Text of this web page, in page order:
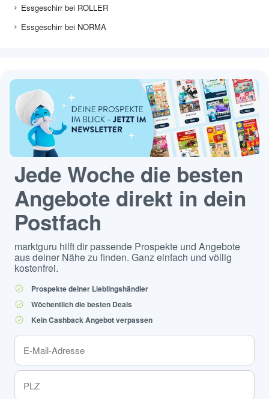
Essgeschirr bei ROLLER
Essgeschirr bei NORMA
Jede Woche die besten
Angebote direkt in dein
Postfach
marktguru hilft dir passende Prospekte und Angebote
aus deiner Nähe zu finden. Ganz einfach und völlig
kostenfrei.
Prospekte deiner Lieblingshändler
Wöchentlich die besten Deals
Kein Cashback Angebot verpassen